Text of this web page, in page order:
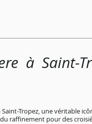
à Saint-
Tropez, une véritable
raffinement pour des